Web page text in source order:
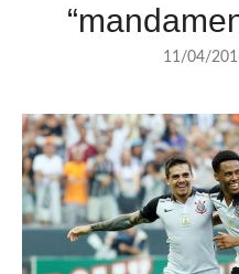
11/04/